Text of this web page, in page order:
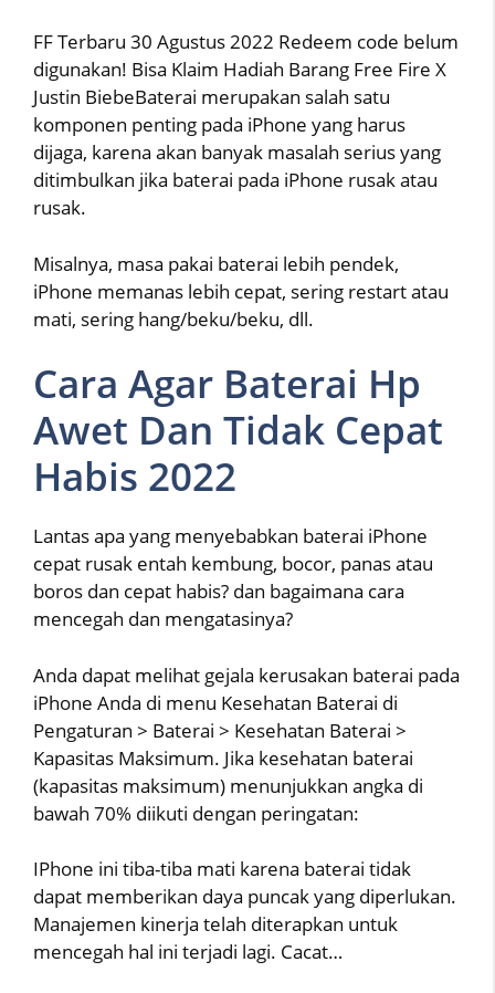
FF Terbaru 30 Agustus 2022 Redeem code belum
digunakan! Bisa Klaim Hadiah Barang Free Fire X
Justin BiebeBaterai merupakan salah satu
komponen penting pada iPhone yang harus
dijaga, karena akan banyak masalah serius yang
ditimbulkan jika baterai pada iPhone rusak atau
rusak.
Misalnya, masa pakai baterai lebih pendek,
iPhone memanas lebih cepat, sering restart atau
mati, sering hang/beku/beku, dll.
Cara Agar Baterai Hp
Awet Dan Tidak Cepat
Habis 2022
Lantas apa yang menyebabkan baterai iPhone
cepat rusak entah kembung, bocor, panas atau
boros dan cepat habis? dan bagaimana cara
mencegah dan mengatasinya?
Anda dapat melihat gejala kerusakan baterai pada
iPhone Anda di menu Kesehatan Baterai di
Pengaturan > Baterai > Kesehatan Baterai >
Kapasitas Maksimum. Jika kesehatan baterai
(kapasitas maksimum) menunjukkan angka di
bawah 70% diikuti dengan peringatan:
IPhone ini tiba-tiba mati karena baterai tidak
dapat memberikan daya puncak yang diperlukan.
Manajemen kinerja telah diterapkan untuk
mencegah hal ini terjadi lagi. Cacat…